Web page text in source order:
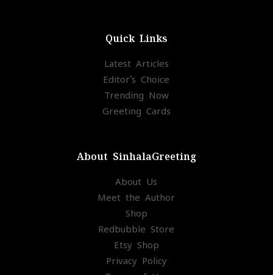
Quick Links
Latest Articles
Editor's Choice
Trending Now
Greeting Cards
About SinhalaGreeting
About Us
Meet the Author
Shop
Redbubble Store
Etsy Shop
Privacy Policy